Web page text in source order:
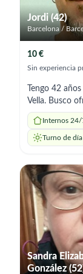
pronto.un
Jordi (42)
Barcelona /
10 €
Sin experiencia
Tengo 42
Vella. Busco
apoyo a
necesiten
pasear,
Ciutat Vella.
profesional en
personas
trabajado
hostelería, en
con mucho
aprendí algo
tener
Internos 24/
Turno de día
Sandra
González